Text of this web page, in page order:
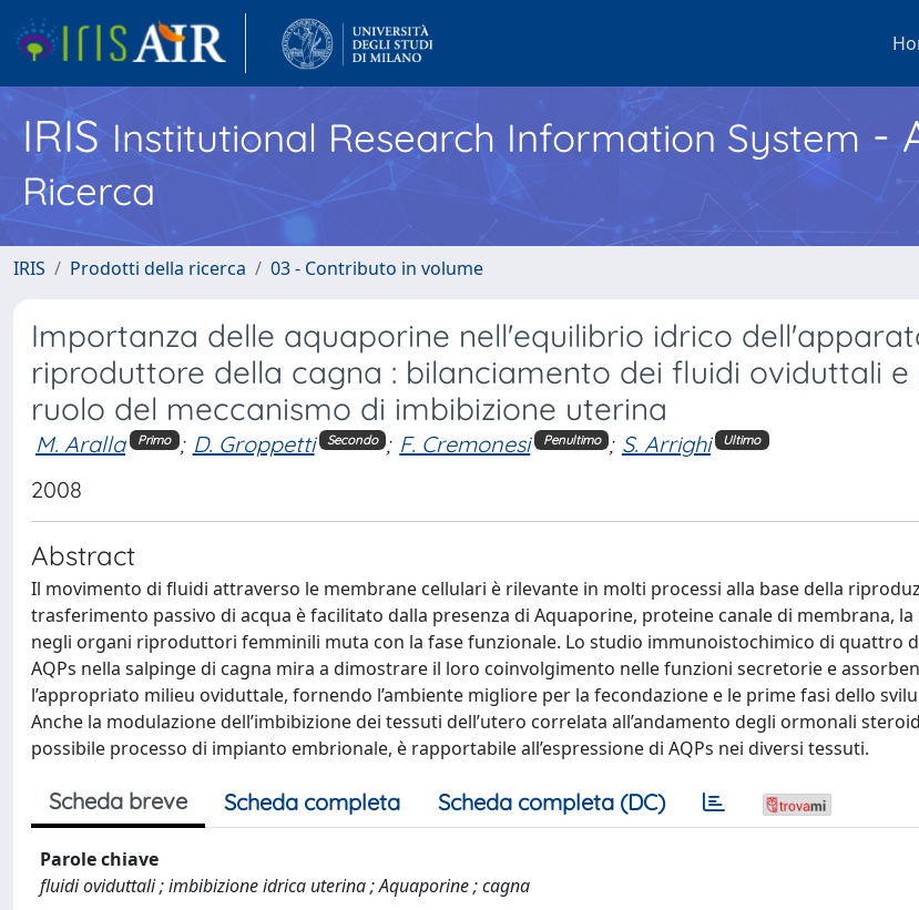
IRISInstitutional Research Information System -
Ricerca
IRIS Prodotti della ricerca 03 - Contributo in volume
Importanza delle aquaporine nell'equilibrio idrico
riproduttore della cagna : bilanciamento dei fluidi oviduttali e
ruolo del meccanismo di imbibizione uterina
M. Aralla Primo ; D. Groppetti Secondo ; F. Cremonesi Penultimo ; S. Arrighi Ultimo
2008
Abstract
Il movimento di fluidi attraverso le membrane cellulari è rilevante in molti processi alla base della
trasferimento passivo di acqua è facilitato dalla presenza di Aquaporine, proteine canale di membrana, la
negli organi riproduttori femminili muta con la fase funzionale. Lo studio immunoistochimico di quattro
AQPs nella salpinge di cagna mira a dimostrare il loro coinvolgimento nelle funzioni secretorie e
l’appropriato milieu oviduttale, fornendo l’ambiente migliore per la fecondazione e le prime fasi dello
Anche la modulazione dell’imbibizione dei tessuti dell’utero correlata all’andamento degli ormonali
possibile processo di impianto embrionale, è rapportabile all’espressione di AQPs nei diversi tessuti.
Scheda breve Scheda completa Scheda completa (DC)
Parole chiave
fluidi oviduttali ; imbibizione idrica uterina ; Aquaporine ; cagna